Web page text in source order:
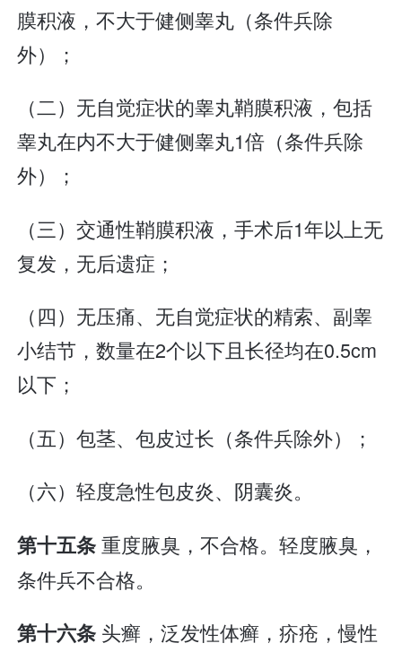
膜积液，不大于健侧睾丸（条件兵除
外）；
（二）无自觉症状的睾丸鞘膜积液，包括
睾丸在内不大于健侧睾丸1倍（条件兵除
外）；
（三）交通性鞘膜积液，手术后1年以上无
复发，无后遗症；
（四）无压痛、无自觉症状的精索、副睾
小结节，数量在2个以下且长径均在0.5cm
以下；
（五）包茎、包皮过长（条件兵除外）；
（六）轻度急性包皮炎、阴囊炎。
第十五条重度腋臭，不合格。轻度腋臭，
条件兵不合格。
第十六条 头癣，泛发性体癣，疥疮，慢性